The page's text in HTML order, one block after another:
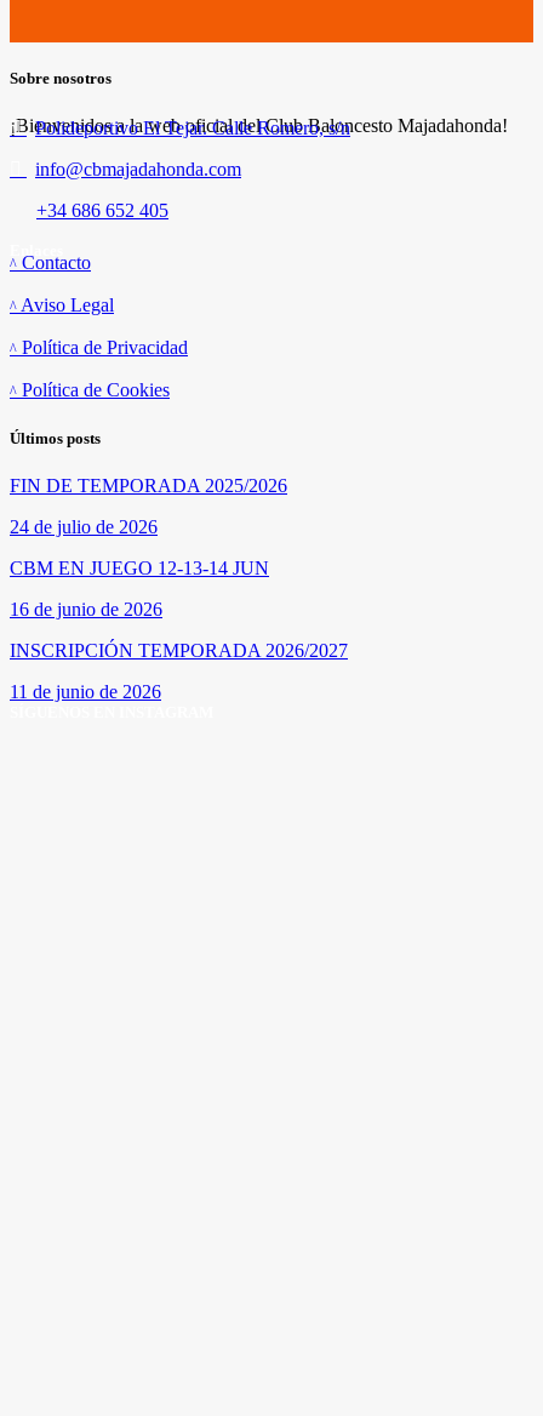
Sobre nosotros
¡Bienvenidos a la web oficial del Club Baloncesto Majadahonda!
Polideportivo El Tejar. Calle Romero, s/n
info@cbmajadahonda.com
+34 686 652 405
Contacto
Aviso Legal
Política de Privacidad
Política de Cookies
Últimos posts
FIN DE TEMPORADA 2025/2026
24 de julio de 2026
CBM EN JUEGO 12-13-14 JUN
16 de junio de 2026
INSCRIPCIÓN TEMPORADA 2026/2027
11 de junio de 2026